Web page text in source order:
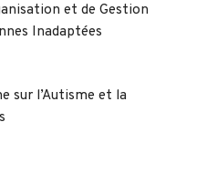
et de Gestion
Inadaptées
sur l’Autisme et la